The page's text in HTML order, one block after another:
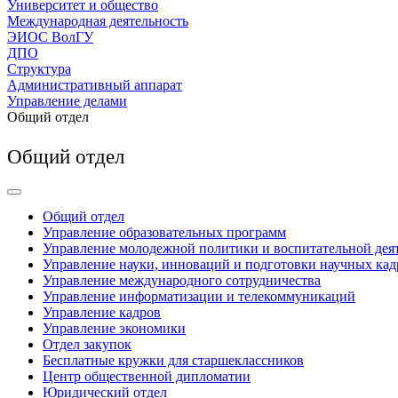
Университет и общество
Международная деятельность
ЭИОС ВолГУ
ДПО
Структура
Административный аппарат
Управление делами
Общий отдел
Общий отдел
Общий отдел
Управление образовательных программ
Управление молодежной политики и воспитательной
Управление науки, инноваций и подготовки научных
Управление международного сотрудничества
Управление информатизации и телекоммуникаций
Управление кадров
Управление экономики
Отдел закупок
Бесплатные кружки для старшеклассников
Центр общественной дипломатии
Юридический отдел